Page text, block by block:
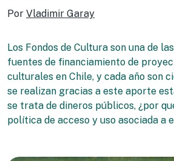
Por Vladimir Garay
Los Fondos de Cultura son una de
fuentes de financiamiento de
culturales en Chile, y cada año son
se realizan gracias a este aporte
se trata de dineros públicos, ¿por
política de acceso y uso asociada a